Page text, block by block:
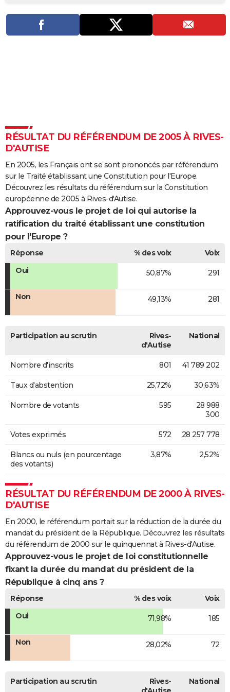
PHOTO
GUIDES D'ACHAT
COPAINS D'AVANT
FORUM
Bricolage
Lifestyle
Culture
Sport
Auto
Television
Voyage
Cinema
RÉSULTAT DU RÉFÉRENDUM DE 2005 À RIVES-
D'AUTISE
En 2005, les Français ont se sont prononcés par référendum
sur le Traité établissant une Constitution pour l'Europe.
Découvrez les résultats du référendum sur la Constitution
européenne de 2005 à Rives-d'Autise.
Approuvez-vous le projet de loi qui autorise la
ratification du traité établissant une constitution
pour l'Europe ?
Réponse % des voix
Voix
Oui
50,87% 291
Non 49,13% 281
Participation au scrutin
Rives-
d'Autise
National
Nombre d'inscrits 801 41 789 202
Taux d'abstention 25,72% 30,63%
Nombre de votants 595
28 988
300
Votes exprimés 572 28 257 778
Blancs ou nuls (en pourcentage
des votants)
3,87% 2,52%
RÉSULTAT DU RÉFÉRENDUM DE 2000 À RIVES-
D'AUTISE
En 2000, le référendum portait sur la réduction de la durée du
mandat du président de la République. Découvrez les résultats
du référendum de 2000 sur le quinquennat à Rives-d'Autise.
Approuvez-vous le projet de loi constitutionnelle
fixant la durée du mandat du président de la
République à cinq ans ?
Réponse % des voix
Voix
Oui
71,98% 185
Non 28,02% 72
Participation au scrutin
Rives-
National